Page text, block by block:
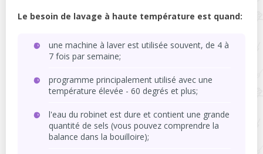
Le besoin de lavage à haute température est quand:
une machine à laver est utilisée souvent, de 4 à
7 fois par semaine;
programme principalement utilisé avec une
température élevée - 60 degrés et plus;
l'eau du robinet est dure et contient une grande
quantité de sels (vous pouvez comprendre la
balance dans la bouilloire);